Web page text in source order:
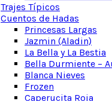
Trajes Típicos
Cuentos de Hadas
Princesas Largas
Jazmin (Aladin)
La Bella y La Bestia
Bella Durmiente –
Blanca Nieves
Frozen
Caperucita Roja